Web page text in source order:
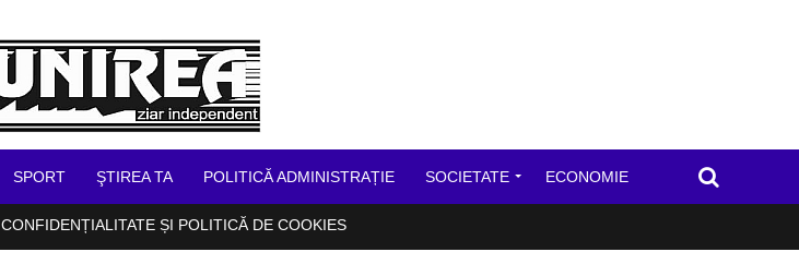
SPORT ŞTIREA TA POLITICĂ ADMINISTRAȚIE SOCIETATE ECONOMIE
CONFIDENȚIALITATE ȘI POLITICĂ DE COOKIES